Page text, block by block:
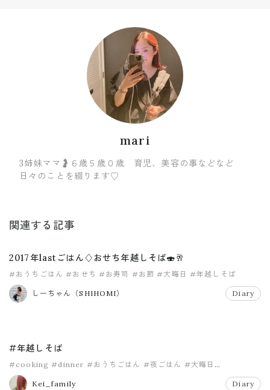
mari
3姉妹ママ🤰６歳５歳０歳 育児、美容の事などなど
日々のことを綴ります♡
関連する記事
2017年lastごはん♢おせち年越しそば🍣🥂
#おうちごはん #おせち #お寿司 #お節 #大晦日 #年越しそば
しーちゃん（SHIHOMI） Diary
#年越しそば
#cooking #dinner #おうちごはん #夜ごはん #大晦日
#年越しそば
Kei_family
Diary